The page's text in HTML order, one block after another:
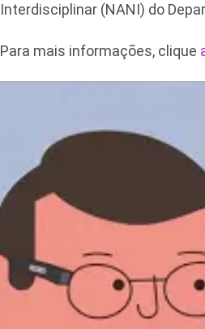
Interdisciplinar (NANI) do
Para mais informações, clique